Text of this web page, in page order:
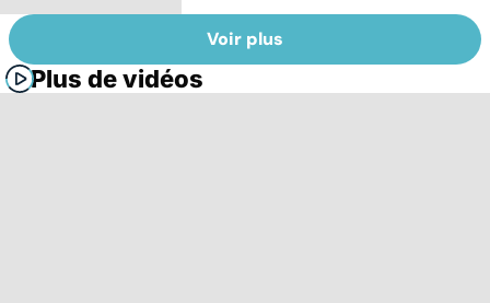
Voir plus
Plus de vidéos